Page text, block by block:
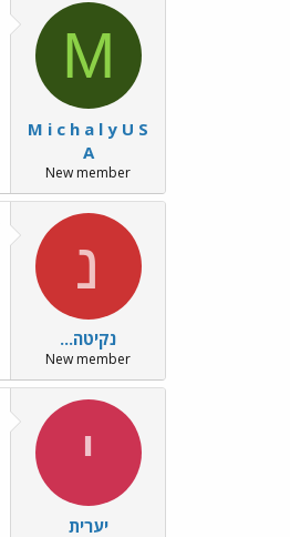
M
M i c h a l y U S
A
New member
נ
נקיטה...
New member
י
יערית